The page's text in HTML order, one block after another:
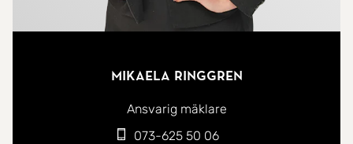
Mikaela Ringgren
Ansvarig mäklare
073-625 50 06